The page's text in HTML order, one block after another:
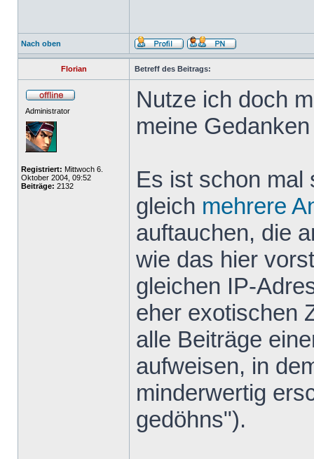
Nach oben
Florian Betreff des Beitrags:
Administrator
Registriert: Mittwoch 6.
Oktober 2004, 09:52
Beiträge: 2132
Nutze ich doch
meine
Es ist schon mal
gleich mehrere
auftauchen, die
wie das hier
gleichen IP-
eher exotischen
alle Beiträge
aufweisen, in
minderwertig
gedöhns").